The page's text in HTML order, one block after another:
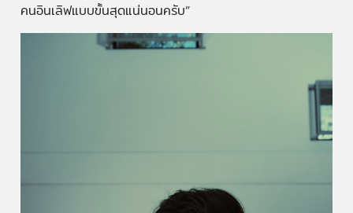
คนอินเลิฟแบบขั้นสุดแน่นอนครับ”